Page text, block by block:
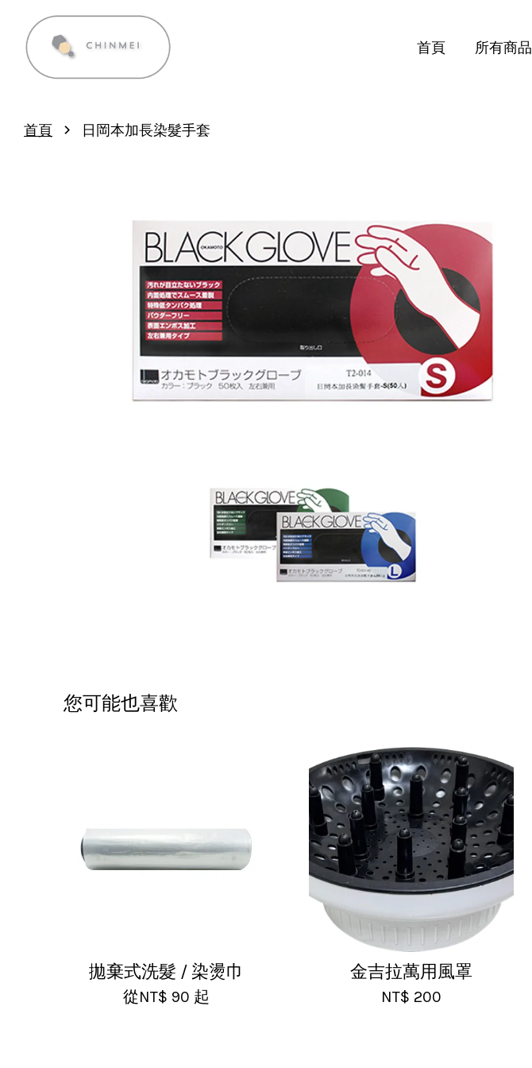
首頁 所有商品
首頁 › 日岡本加長染髮手套
您可能也喜歡
拋棄式洗髮 / 染燙巾
從NT$ 90 起
金吉拉萬用風罩
NT$ 200